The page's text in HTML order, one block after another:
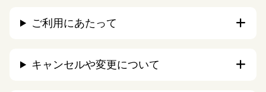
ご利用にあたって
キャンセルや変更について